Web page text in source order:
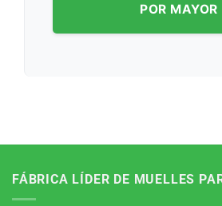
POR MAYOR
FÁBRICA LÍDER DE MUELLES